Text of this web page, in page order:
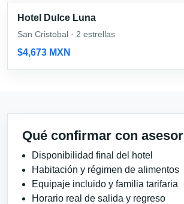
Hotel Dulce Luna
San Cristobal · 2 estrellas
$4,673 MXN
Qué confirmar con asesor
Disponibilidad final del hotel
Habitación y régimen de alimentos
Equipaje incluido y familia tarifaria
Horario real de salida y regreso